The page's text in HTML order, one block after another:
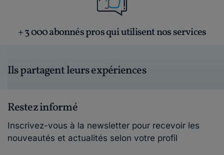
+ 3 000 abonnés pros qui utilisent nos services
Ils partagent leurs expériences
Restez informé
Inscrivez-vous à la newsletter pour recevoir les
nouveautés et actualités selon votre profil